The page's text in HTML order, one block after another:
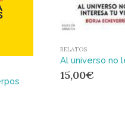
RELATOS
15,00€